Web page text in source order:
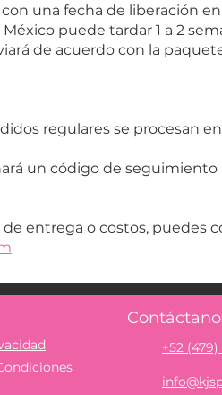
una fecha de liberación en
puede tardar 1 a 2
de acuerdo con la
regulares se procesan
un código de
entrega o costos, puedes
+52 (479)